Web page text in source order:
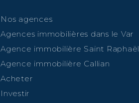
Nos agences
Agences immobilières dans le Var
Agence immobilière Saint Raphaël
Agence immobilière Callian
Acheter
Investir